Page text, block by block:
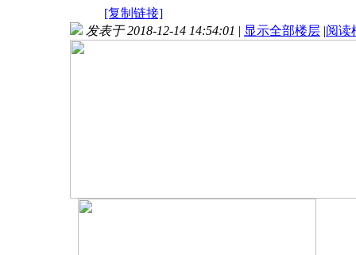
[复制链接]
发表于 2018-12-14 14:54:01 | 显示全部楼层 |阅读